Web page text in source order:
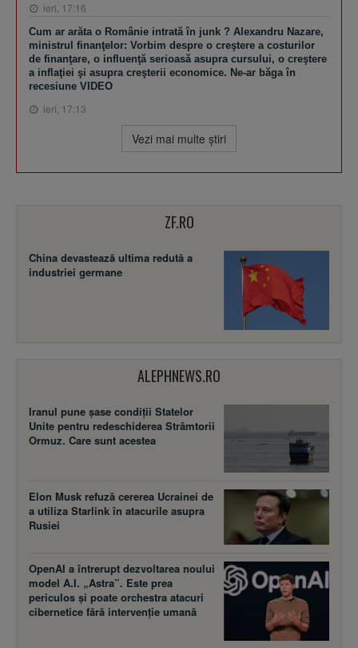
ieri, 17:16
Cum ar arăta o Românie intrată în junk ? Alexandru Nazare,
ministrul finanţelor: Vorbim despre o creştere a costurilor
de finanţare, o influenţă serioasă asupra cursului, o creştere
a inflaţiei şi asupra creşterii economice. Ne-ar băga în
recesiune VIDEO
ieri, 17:13
Vezi mai multe ştiri
ZF.RO
China devastează ultima redută a
industriei germane
ALEPHNEWS.RO
Iranul pune șase condiții Statelor
Unite pentru redeschiderea Strâmtorii
Ormuz. Care sunt acestea
Elon Musk refuză cererea Ucrainei de
a utiliza Starlink în atacurile asupra
Rusiei
OpenAI a întrerupt dezvoltarea noului
model A.I. „Astra”. Este prea
periculos și poate orchestra atacuri
cibernetice fără intervenție umană